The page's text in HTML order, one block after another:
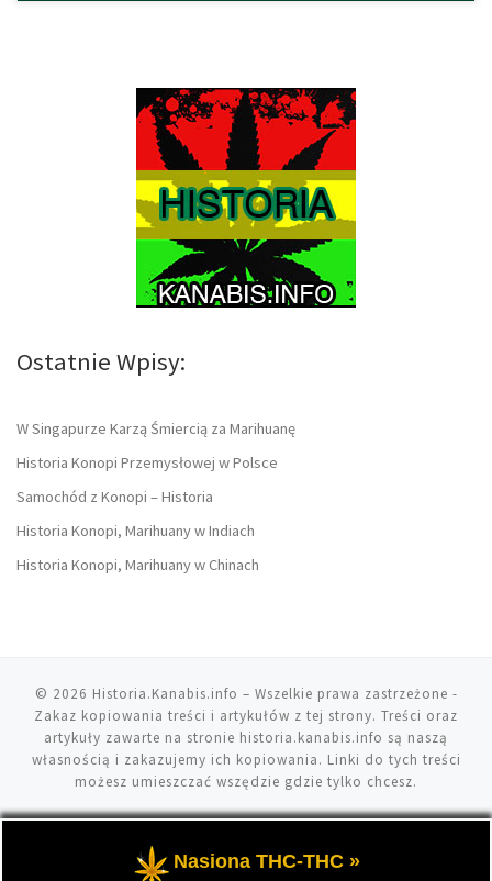
Ostatnie Wpisy:
W Singapurze Karzą Śmiercią za Marihuanę
Historia Konopi Przemysłowej w Polsce
Samochód z Konopi – Historia
Historia Konopi, Marihuany w Indiach
Historia Konopi, Marihuany w Chinach
© 2026 Historia.Kanabis.info – Wszelkie prawa zastrzeżone -
Zakaz kopiowania treści i artykułów z tej strony. Treści oraz
artykuły zawarte na stronie historia.kanabis.info są naszą
własnością i zakazujemy ich kopiowania. Linki do tych treści
możesz umieszczać wszędzie gdzie tylko chcesz.
Nasiona THC-THC »